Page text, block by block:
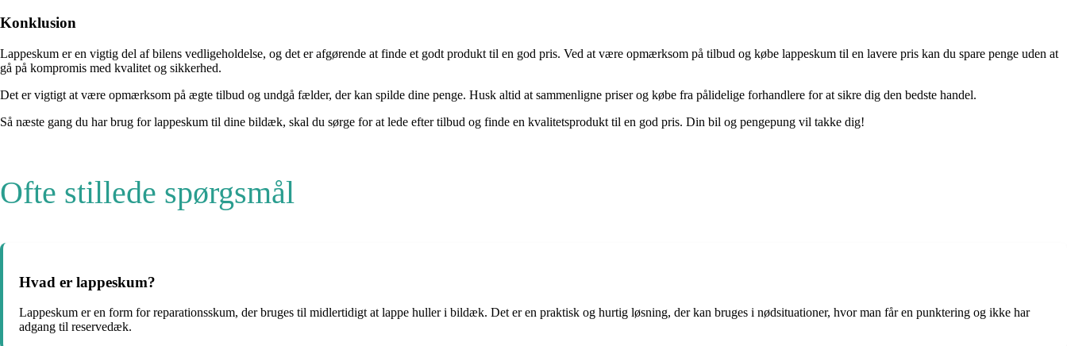
Konklusion
Lappeskum er en vigtig del af bilens vedligeholdelse, og det er afgørende at finde et godt produkt til en god pris. Ved at være opmærksom på tilbud og købe lappeskum til en lavere pris kan du spare penge uden at
gå på kompromis med kvalitet og sikkerhed.
Det er vigtigt at være opmærksom på ægte tilbud og undgå fælder, der kan spilde dine penge. Husk altid at sammenligne priser og købe fra pålidelige forhandlere for at sikre dig den bedste handel.
Så næste gang du har brug for lappeskum til dine bildæk, skal du sørge for at lede efter tilbud og finde en kvalitetsprodukt til en god pris. Din bil og pengepung vil takke dig!
Ofte stillede spørgsmål
Hvad er lappeskum?
Lappeskum er en form for reparationsskum, der bruges til midlertidigt at lappe huller i bildæk. Det er en praktisk og hurtig løsning, der kan bruges i nødsituationer, hvor man får en punktering og ikke har
adgang til reservedæk.